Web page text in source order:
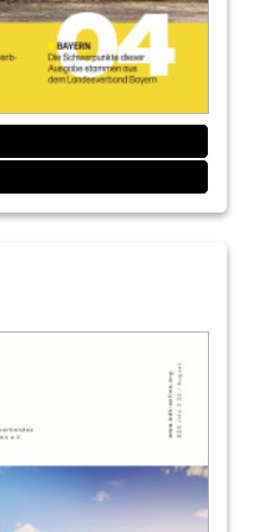
Orthodontic
Université de
den
leisten?
Nordrhein im